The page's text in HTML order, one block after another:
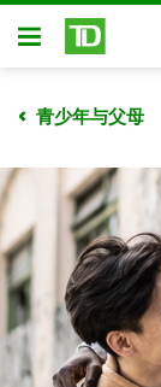
跳转到主要内容
开放式房屋贷款
青少年与父母